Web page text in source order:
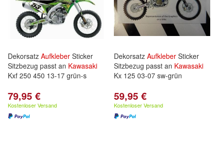
Dekorsatz Aufkleber Sticker
Sitzbezug passt an Kawasaki
Kxf 250 450 13-17 grün-s
79,95 €
Kostenloser Versand
Dekorsatz Aufkleber Sticker
Sitzbezug passt an Kawasaki
Kx 125 03-07 sw-grün
59,95 €
Kostenloser Versand